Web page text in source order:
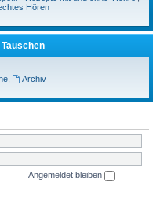
Hören
,
Archiv
Angemeldet bleiben